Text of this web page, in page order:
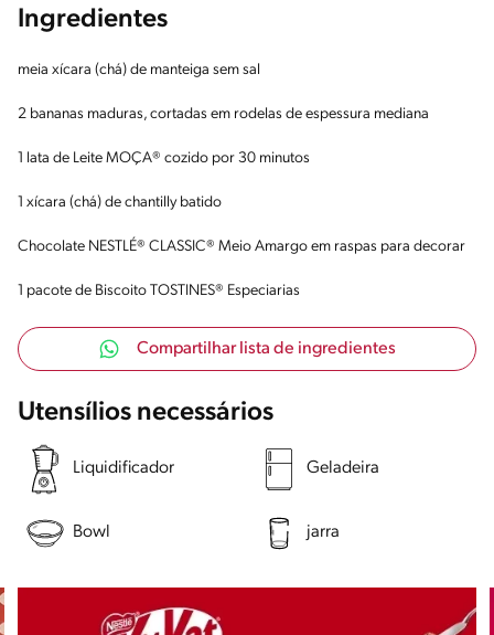
Ingredientes
meia xícara (chá) de manteiga sem sal
2 bananas maduras, cortadas em rodelas de espessura mediana
1 lata de Leite MOÇA® cozido por 30 minutos
1 xícara (chá) de chantilly batido
Chocolate NESTLÉ® CLASSIC® Meio Amargo em raspas para decorar
1 pacote de Biscoito TOSTINES® Especiarias
Compartilhar lista de ingredientes
Utensílios necessários
Liquidificador Geladeira
Bowl jarra